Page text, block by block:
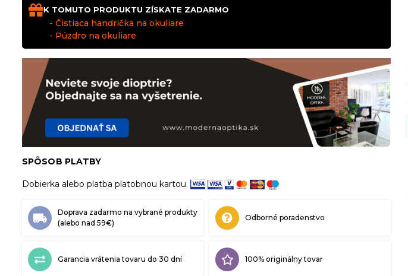
K TOMUTO PRODUKTU ZÍSKATE ZADARMO
- Čistiaca handrička na okuliare
- Púzdro na okuliare
SPÔSOB PLATBY
Dobierka alebo platba platobnou kartou.
Doprava zadarmo na vybrané produkty
(alebo nad 59€)
Odborné poradenstvo
Garancia vrátenia tovaru do 30 dní 100% originálny tovar